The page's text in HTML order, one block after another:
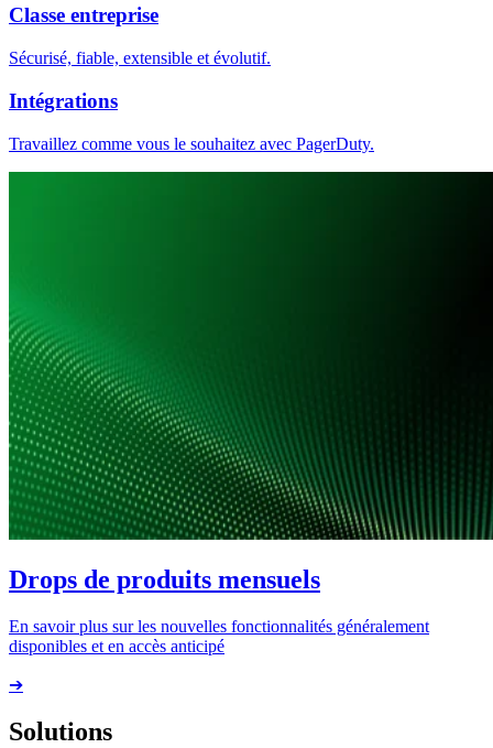
Classe entreprise
Sécurisé, fiable, extensible et évolutif.
Intégrations
Travaillez comme vous le souhaitez avec PagerDuty.
Drops de produits mensuels
En savoir plus sur les nouvelles fonctionnalités généralement
disponibles et en accès anticipé
➔
Solutions